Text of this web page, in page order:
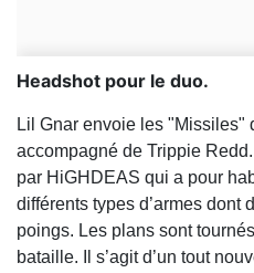
Headshot pour le duo.
Lil Gnar envoie les "Missiles"
accompagné de Trippie Redd.
par HiGHDEAS qui a pour
différents types d’armes dont
poings. Les plans sont
bataille. Il s’agit d’un tout